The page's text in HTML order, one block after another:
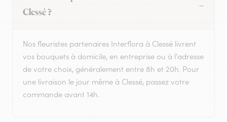
Clessé ?
Nos fleuristes partenaires Interflora à Clessé livrent
vos bouquets à domicile, en entreprise ou à l'adresse
de votre choix, généralement entre 8h et 20h. Pour
une livraison le jour même à Clessé, passez votre
commande avant 14h.